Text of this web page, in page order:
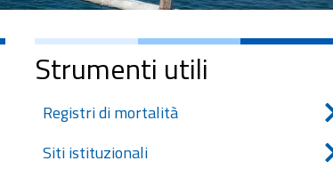
Strumenti utili
Registri di mortalità
Siti istituzionali